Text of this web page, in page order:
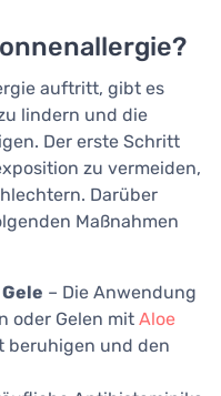
auftritt, gibt es
lindern und die
Der erste Schritt
zu vermeiden,
Darüber
Maßnahmen
– Die Anwendung
oder Gelen mit Aloe
beruhigen und den